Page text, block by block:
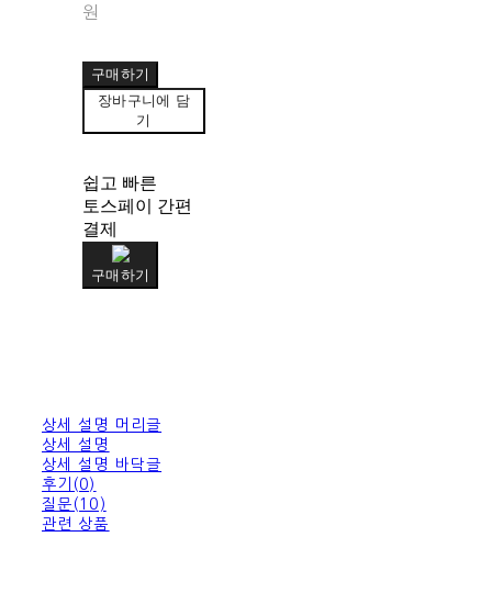
원
구매하기
장바구니에 담
기
쉽고 빠른
토스페이 간편
결제
구매하기
상세 설명 머리글
상세 설명
상세 설명 바닥글
후기(0)
질문(10)
관련 상품